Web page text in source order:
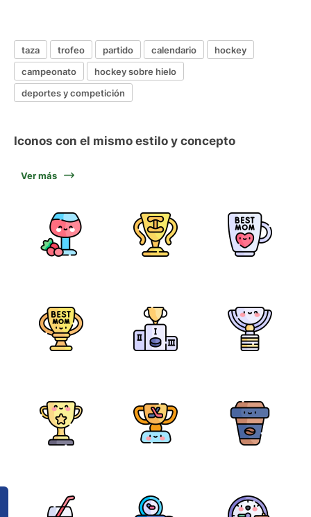
taza trofeo partido calendario
hockey
campeonato
hockey sobre hielo
deportes y competición
Iconos con el mismo estilo y concepto
Ver más